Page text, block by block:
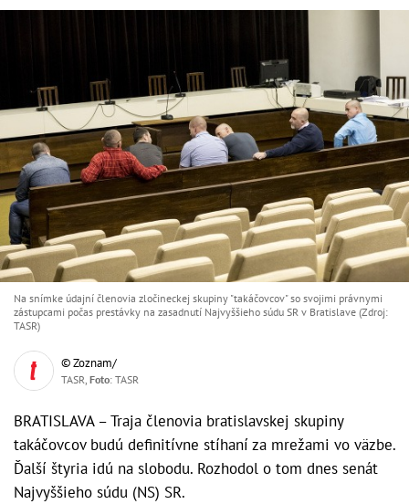
Na snímke údajní členovia zločineckej skupiny "takáčovcov" so svojimi právnymi
zástupcami počas prestávky na zasadnutí Najvyššieho súdu SR v Bratislave (Zdroj:
TASR)
© Zoznam/
TASR, Foto: TASR
BRATISLAVA – Traja členovia bratislavskej skupiny
takáčovcov budú definitívne stíhaní za mrežami vo väzbe.
Ďalší štyria idú na slobodu. Rozhodol o tom dnes senát
Najvyššieho súdu (NS) SR.